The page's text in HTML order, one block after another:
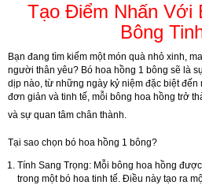
Tạo Điểm Nhấn Với
Bông
Bạn đang tìm kiếm một món quà nhỏ xinh,
người thân yêu? Bó hoa hồng 1 bông sẽ là
dịp nào, từ những ngày kỷ niệm đặc biệt
đơn giản và tinh tế, mỗi bông hoa hồng trở
và sự quan tâm chân thành.
Tại sao chọn bó hoa hồng 1 bông?
Tính Sang Trọng: Mỗi bông hoa hồng
trong một bó hoa tinh tế. Điều này tạo ra